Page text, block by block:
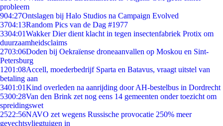
probleem
904:27Ontslagen bij Halo Studios na Campaign Evolved
3704:13Random Pics van de Dag #1977
3304:01Wakker Dier dient klacht in tegen insectenfabriek Protix om
duurzaamheidsclaims
2703:06Doden bij Oekraïense droneaanvallen op Moskou en Sint-
Petersburg
1201:08Accell, moederbedrijf Sparta en Batavus, vraagt uitstel van
betaling aan
3401:01Kind overleden na aanrijding door AH-bestelbus in Dordrecht
5300:28Van den Brink zet nog eens 14 gemeenten onder toezicht om
spreidingswet
2522:56NAVO zet wegens Russische provocatie 250% meer
gevechtsvliegtuigen in